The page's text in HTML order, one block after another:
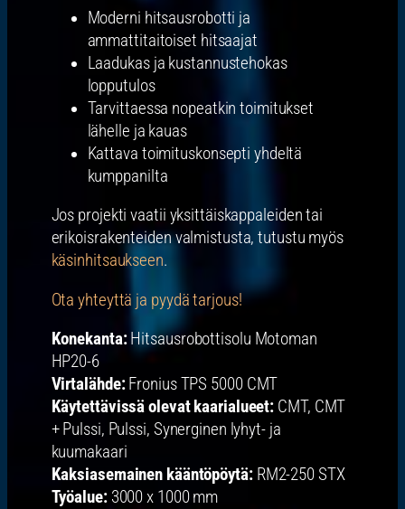
Moderni hitsausrobotti ja
ammattitaitoiset hitsaajat
Laadukas ja kustannustehokas
lopputulos
Tarvittaessa nopeatkin toimitukset
lähelle ja kauas
Kattava toimituskonsepti yhdeltä
kumppanilta
Jos projekti vaatii yksittäiskappaleiden tai
erikoisrakenteiden valmistusta, tutustu myös
käsinhitsaukseen.
Ota yhteyttä ja pyydä tarjous!
Konekanta:Hitsausrobottisolu Motoman
HP20-6
Virtalähde:Fronius TPS 5000 CMT
Käytettävissä olevat kaarialueet: CMT, CMT
+ Pulssi, Pulssi, Synerginen lyhyt- ja
kuumakaari
Kaksiasemainen kääntöpöytä:RM2-250 STX
Työalue:3000 x 1000 mm